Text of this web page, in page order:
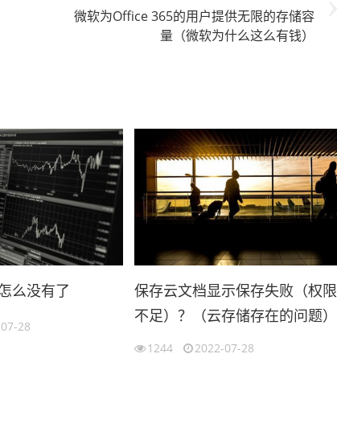
微软为Office 365的用户提供无限的存储容
量（微软为什么这么有钱）
么没有了
28
保存云文档显示保存失败（权限
不足）？（云存储存在的问题）
1244 2022-07-28